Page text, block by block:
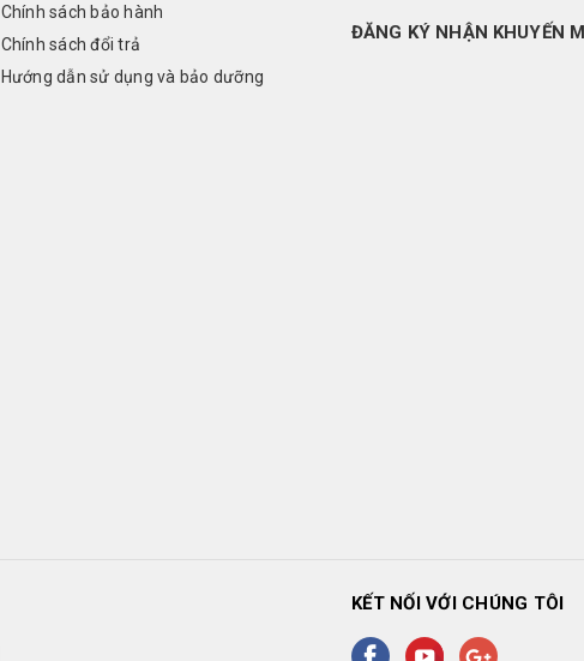
Chính sách bảo hành
Chính sách đổi trả
Hướng dẫn sử dụng và bảo dưỡng
ĐĂNG KÝ NHẬN KHUYẾN
KẾT NỐI VỚI CHÚNG TÔI